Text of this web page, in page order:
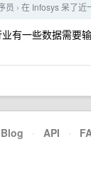
员 › 在 Infosys 呆了近
有一些数据需要
Blog · API ·